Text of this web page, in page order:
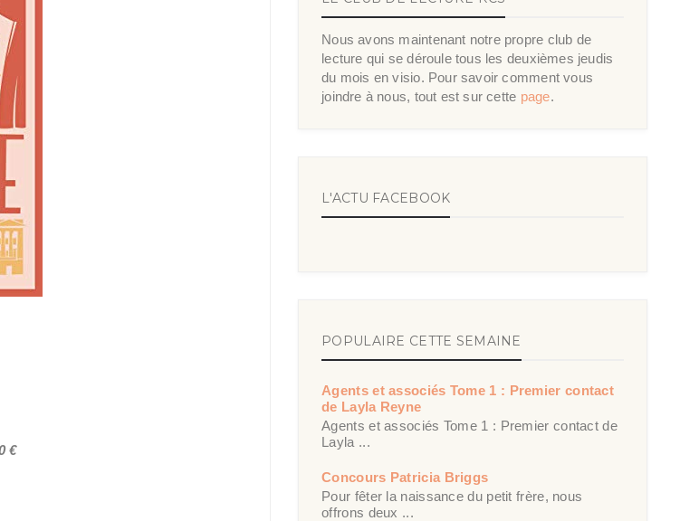
€
Nous avons maintenant notre propre club de
lecture qui se déroule tous les deuxièmes jeudis
du mois en visio. Pour savoir comment vous
joindre à nous, tout est sur cette page.
L'ACTU FACEBOOK
POPULAIRE CETTE SEMAINE
Agents et associés Tome 1 : Premier contact
de Layla Reyne
Agents et associés Tome 1 : Premier contact de
Layla ...
Concours Patricia Briggs
Pour fêter la naissance du petit frère, nous
offrons deux ...